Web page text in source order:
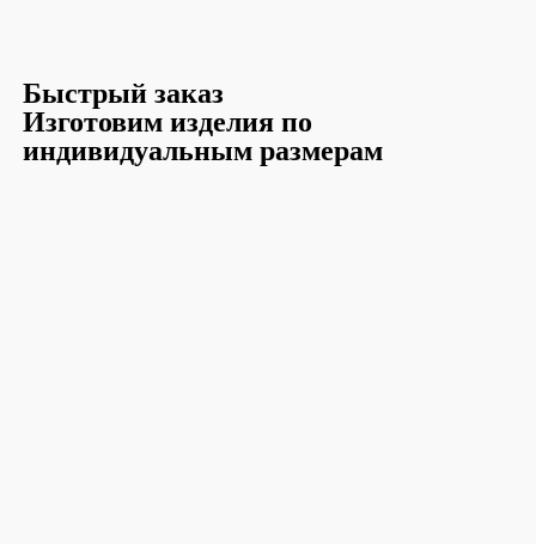
Быстрый заказ
Изготовим изделия по
индивидуальным размерам